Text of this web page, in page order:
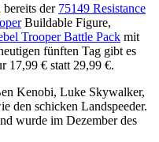
bereits der 75149 Resistance
Buildable Figure,
Trooper Battle Pack mit
fünften Tag gibt es
17,99 € statt 29,99 €.
Kenobi, Luke Skywalker,
den schicken Landspeeder.
wurde im Dezember des